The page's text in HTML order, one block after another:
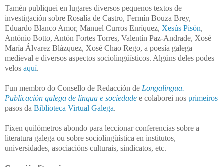
Tamén publiquei en lugares diversos pequenos textos de
investigación sobre Rosalía de Castro, Fermín Bouza Brey,
Eduardo Blanco Amor, Manuel Curros Enríquez, Xesús Pisón,
António Botto, Antón Fortes Torres, Valentín Paz-Andrade, Xosé
María Álvarez Blázquez, Xosé Chao Rego, a poesía galega
medieval e diversos aspectos sociolingüísticos. Algúns deles podes
velos aquí.
Fun membro do Consello de Redacción de Longalingua.
Publicación galega de lingua e sociedade e colaborei nos primeiros
pasos da Biblioteca Virtual Galega.
Fixen quilómetros abondo para leccionar conferencias sobre a
literatura galega ou sobre sociolingüística en institutos,
universidades, asociacións culturais, sindicatos, etc.